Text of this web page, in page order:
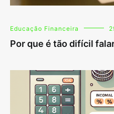
Educação Financeira
Por que é tão difícil